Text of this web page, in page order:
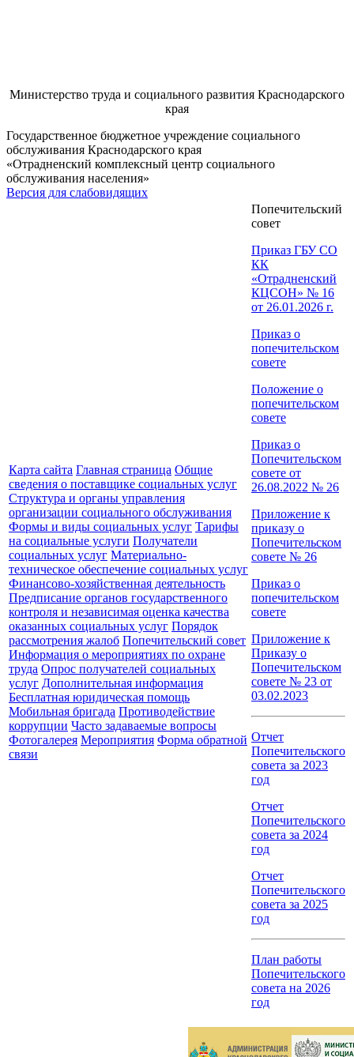
Министерство труда и социального развития Краснодарского
края
Государственное бюджетное учреждение социального
обслуживания Краснодарского края
«Отрадненский комплексный центр социального
обслуживания населения»
Версия для слабовидящих
Карта сайта Главная страница Общие
сведения о поставщике социальных услуг
Структура и органы управления
организации социального обслуживания
Формы и виды социальных услуг Тарифы
на социальные услуги Получатели
социальных услуг Материально-
техническое обеспечение социальных услуг
Финансово-хозяйственная деятельность
Предписание органов государственного
контроля и независимая оценка качества
оказанных социальных услуг Порядок
рассмотрения жалоб Попечительский совет
Информация о мероприятиях по охране
труда Опрос получателей социальных
услуг Дополнительная информация
Бесплатная юридическая помощь
Мобильная бригада Противодействие
коррупции Часто задаваемые вопросы
Фотогалерея Мероприятия Форма обратной
связи
Попечительский
совет
Приказ ГБУ СО
КК
«Отрадненский
КЦСОН» № 16
от 26.01.2026 г.
Приказ о
попечительском
совете
Положение о
попечительском
совете
Приказ о
Попечительском
совете от
26.08.2022 № 26
Приложение к
приказу о
Попечительском
совете № 26
Приказ о
попечительском
совете
Приложение к
Приказу о
Попечительском
совете № 23 от
03.02.2023
Отчет
Попечительского
совета за 2023
год
Отчет
Попечительского
совета за 2024
год
Отчет
Попечительского
совета за 2025
год
План работы
Попечительского
совета на 2026
год